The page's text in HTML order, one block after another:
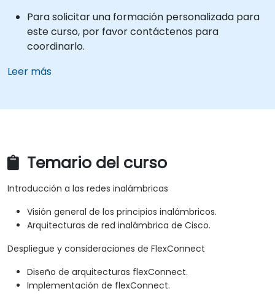
Para solicitar una formación personalizada para
este curso, por favor contáctenos para
coordinarlo.
Leer más
Temario del curso
Introducción a las redes inalámbricas
Visión general de los principios inalámbricos.
Arquitecturas de red inalámbrica de Cisco.
Despliegue y consideraciones de FlexConnect
Diseño de arquitecturas flexConnect.
Implementación de flexConnect.